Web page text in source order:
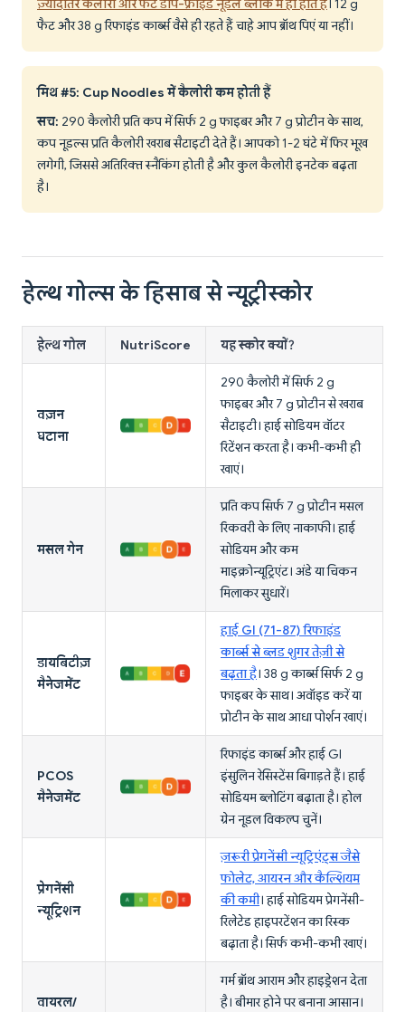
ज़्यादातर कैलोरी और फैट डीप-फ्राइड नूडल ब्लॉक में ही होते हैं । 12 g
फैट और 38 g रिफाइंड कार्ब्स वैसे ही रहते हैं चाहे आप ब्रॉथ पिएं या नहीं।
मिथ #5: Cup Noodles में कैलोरी कम होती हैं
सच: 290 कैलोरी प्रति कप में सिर्फ 2 g फाइबर और 7 g प्रोटीन के साथ,
कप नूडल्स प्रति कैलोरी खराब सैटाइटी देते हैं। आपको 1-2 घंटे में फिर भूख
लगेगी, जिससे अतिरिक्त स्नैकिंग होती है और कुल कैलोरी इनटेक बढ़ता
है।
हेल्थ गोल्स के हिसाब से न्यूट्रीस्कोर
हेल्थ गोल NutriScore यह स्कोर क्यों?
वज़न
घटाना
290 कैलोरी में सिर्फ 2 g
फाइबर और 7 g प्रोटीन से खराब
सैटाइटी। हाई सोडियम वॉटर
रिटेंशन करता है। कभी-कभी ही
खाएं।
मसल गेन
प्रति कप सिर्फ 7 g प्रोटीन मसल
रिकवरी के लिए नाकाफी। हाई
सोडियम और कम
माइक्रोन्यूट्रिएंट। अंडे या चिकन
मिलाकर सुधारें।
डायबिटीज़
मैनेजमेंट
हाई GI (71-87) रिफाइंड
कार्ब्स से ब्लड शुगर तेज़ी से
बढ़ता है। 38 g कार्ब्स सिर्फ 2 g
फाइबर के साथ। अवॉइड करें या
प्रोटीन के साथ आधा पोर्शन खाएं।
PCOS
मैनेजमेंट
रिफाइंड कार्ब्स और हाई GI
इंसुलिन रेसिस्टेंस बिगाड़ते हैं। हाई
सोडियम ब्लोटिंग बढ़ाता है। होल
ग्रेन नूडल विकल्प चुनें।
प्रेगनेंसी
न्यूट्रिशन
ज़रूरी प्रेगनेंसी न्यूट्रिएंट्स जैसे
फोलेट, आयरन और कैल्शियम
की कमी। हाई सोडियम प्रेगनेंसी-
रिलेटेड हाइपरटेंशन का रिस्क
बढ़ाता है। सिर्फ कभी-कभी खाएं।
वायरल/
गर्म ब्रॉथ आराम और हाइड्रेशन देता
है। बीमार होने पर बनाना आसान।